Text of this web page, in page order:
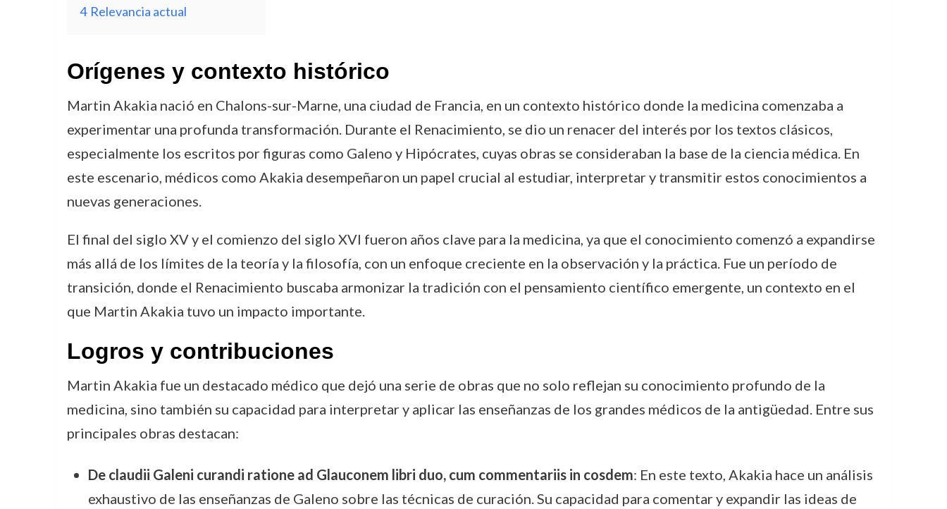
4 Relevancia actual
Orígenes y contexto histórico
Martin Akakia nació en Chalons-sur-Marne, una ciudad de Francia, en un contexto histórico donde la medicina comenzaba a
experimentar una profunda transformación. Durante el Renacimiento, se dio un renacer del interés por los textos clásicos,
especialmente los escritos por figuras como Galeno y Hipócrates, cuyas obras se consideraban la base de la ciencia médica. En
este escenario, médicos como Akakia desempeñaron un papel crucial al estudiar, interpretar y transmitir estos conocimientos a
nuevas generaciones.
El final del siglo XV y el comienzo del siglo XVI fueron años clave para la medicina, ya que el conocimiento comenzó a expandirse
más allá de los límites de la teoría y la filosofía, con un enfoque creciente en la observación y la práctica. Fue un período de
transición, donde el Renacimiento buscaba armonizar la tradición con el pensamiento científico emergente, un contexto en el
que Martin Akakia tuvo un impacto importante.
Logros y contribuciones
Martin Akakia fue un destacado médico que dejó una serie de obras que no solo reflejan su conocimiento profundo de la
medicina, sino también su capacidad para interpretar y aplicar las enseñanzas de los grandes médicos de la antigüedad. Entre sus
principales obras destacan:
De claudii Galeni curandi ratione ad Glauconem libri duo, cum commentariis in cosdem: En este texto, Akakia hace un análisis
exhaustivo de las enseñanzas de Galeno sobre las técnicas de curación. Su capacidad para comentar y expandir las ideas de